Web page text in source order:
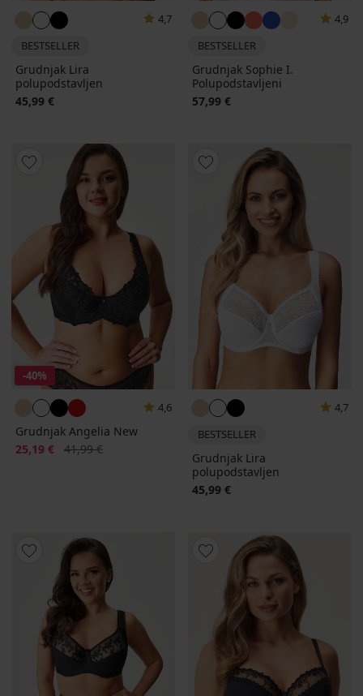
4,7
BESTSELLER
Grudnjak Lira
polupodstavljen
45,99 €
4,9
BESTSELLER
Grudnjak Sophie I.
Polupodstavljeni
57,99 €
-40%
4,6
Grudnjak Angelia New
Popust
25,19 € Prvobitna cijena
41,99 €
4,7
BESTSELLER
Grudnjak Lira
polupodstavljen
45,99 €